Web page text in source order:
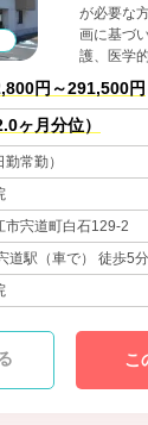
が必要な
画に基づ
護、医学
び機能訓
に日常生
り、入所
自立した
円～291,500円
ヶ月分位）
常勤）
市宍道町白石129-2
道駅（車で） 徒歩5分
こ